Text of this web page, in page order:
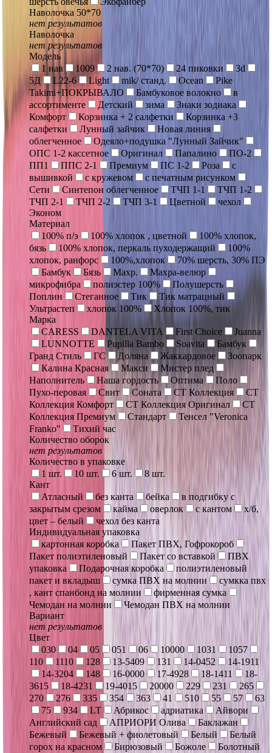
Наволочка 50*70
нет результатов
Наволочка
нет результатов
Модель
1 нав
1009 2 нав. (70*70) 24 пиковки
3d
5Д
L22-6 Light mik/ станд. Ocean
Pike
Takimi+ПОКРЫВАЛО
Бамбуковое волокно
в
ассортименте
Детский зима
Знаки зодиака
Комфорт
Корзинка + 2 салфетки
Корзинка +3
салфетки
Лунный зайчик
Новая линия
облегченное
Одеяло+подушка "Лунный Зайчик"
ОПС 1-2 кассетное
Оригинал Папалино
ПО-2
ПП1
ППС 2-1 Премиум ПС 1-2 Роза
с
вышивкой
с кружевом
с печатным рисунком
Сети
Синтепон облегченное ТЧП 1-1
ТЧП 1-2
ТЧП 2-1
ТЧП 2-2 ТЧП 3-1 Цветной
чехол
Эконом
Материал
100% п/э
100% хлопок , цветной
100% хлопок,
бязь
100% хлопок, перкаль пуходержащий
100%
хлопок, ранфорс
100%,хлопок
70% шерсть, 30% ПЭ
Бамбук
Бязь Махр.
Махра-велюр
микрофибра
полиэстер 100%
Полушерсть
Поплин
Стеганное Тик
Тик матрацный
Ультрастеп
хлопок 100%
Хлопок 100%, тик
Марка
CARESS
DANTELA VITA First Choice
Juanna
LUNNOTTE
Pupilla Bambo Soavita
Бамбук
Гранд Стиль
ГС Доляна Жаккардовое
Зоопарк
Калина Красная
Макси
Мистер плед
Наполнитель
Наша гордость Оптима
Поло
Пухо-перовая
Свит Соната СТ Коллекция
СТ
Коллекция Комфорт
СТ Коллекция Оригинал
СТ
Коллекция Премиум
Стандарт
Тенсел "Veronica
Franko"
Тихий час
Количество оборок
нет результатов
Количество в упаковке
1 шт.
10 шт. 6 шт.
8 шт.
Кант
Атласный
без канта бейка
в подгибку с
закрытым срезом
кайма оверлок с кантом
х/б,
цвет – белый
чехол без канта
Индивидуальная упаковка
картонная коробка
Пакет ПВХ, Гофрокороб
Пакет полиэтиленовый
Пакет со вставкой
ПВХ
упаковка
Подарочная коробка
полиэтиленовый
пакет и вкладыш
сумка ПВХ на молнии
сумкка пвх
, кант спанбонд на молнии
фирменная сумка
Чемодан на молнии
Чемодан ПВХ на молнии
Вариант
нет результатов
Цвет
030
04 05 051 06 10000 1031
1057
110
1110 128 13-5409 131 14-0452
14-1911
14-3204
148 16-0000 17-4928 18-1411
18-
3615
18-4231 19-4015 20000 229 231
265
270
276 335 354 363 41 510 55 57
63
75
934 LT Абрикос адриатика
Айвори
Английский сад
АПРИОРИ Олива
Баклажан
Бежевый
Бежевый + фиолетовый Белый
Белый
горох на красном
Бирюзовый Божоле
Болотный